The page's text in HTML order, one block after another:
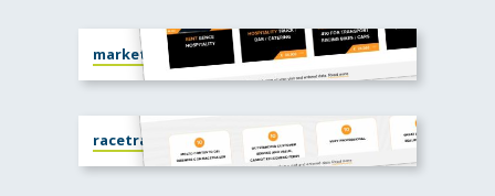
market.racetrailer.com
racetrailer.com